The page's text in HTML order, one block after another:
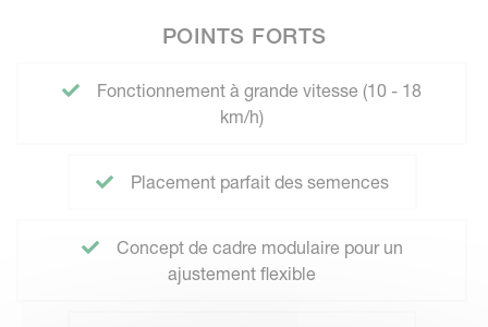
POINTS FORTS
Fonctionnement à grande vitesse (10 - 18
km/h)
Placement parfait des semences
Concept de cadre modulaire pour un
ajustement flexible